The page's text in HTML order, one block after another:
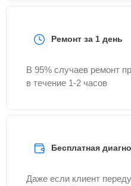
Ремонт за 1 день
В 95% случаев ремонт
в течение 1-2 часов
Бесплатная
Даже если клиент